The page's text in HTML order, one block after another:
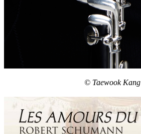
© Taewook Kang